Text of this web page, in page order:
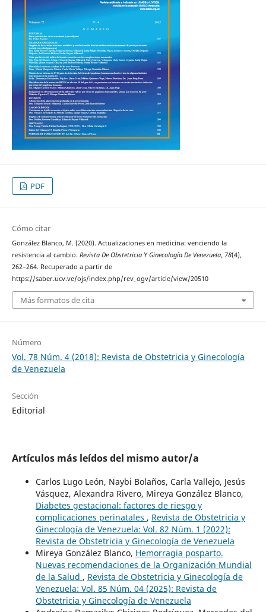
PDF
Cómo citar
González Blanco, M. (2020). Actualizaciones en medicina: venciendo la
resistencia al cambio. Revista De Obstetricia Y Ginecología De Venezuela, 78(4),
262–264. Recuperado a partir de
https://saber.ucv.ve/ojs/index.php/rev_ogv/article/view/20510
Más formatos de cita
Número
Vol. 78 Núm. 4 (2018): Revista de Obstetricia y Ginecología
de Venezuela
Sección
Editorial
Artículos más leídos del mismo autor/a
Carlos Lugo León, Naybi Bolaños, Carla Vallejo, Jesús
Vásquez, Alexandra Rivero, Mireya González Blanco,
Diabetes gestacional: factores de riesgo y
complicaciones perinatales , Revista de Obstetricia y
Ginecología de Venezuela: Vol. 82 Núm. 1 (2022):
Revista de Obstetricia y Ginecología de Venezuela
Mireya González Blanco, Hemorragia posparto.
Nuevas recomendaciones de la Organización Mundial
de la Salud , Revista de Obstetricia y Ginecología de
Venezuela: Vol. 85 Núm. 04 (2025): Revista de
Obstetricia y Ginecología de Venezuela